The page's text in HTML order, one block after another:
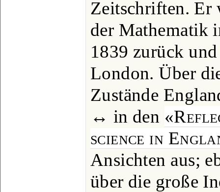
Zeitschriften. Er
der Mathematik
1839 zurück
London. Über
Zustände
↔ in den
science in
Ansichten aus;
über die große